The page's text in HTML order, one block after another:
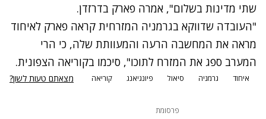
שתי מדינות בשלום", אמרה פארק בדרזדן.
"העובדה שדווקא בגרמניה המזרחית קראה פארק לאיחוד
מראה את המחשבה הרעה והמעוותת שלה, כי הרי
המערב ספג את המזרח לתוכו", סיכמו בקוריאה הצפונית.
איחוד גרמניה סיאול פיונגיאנג קוריאה מצאתם טעות לשון?
פרסומת